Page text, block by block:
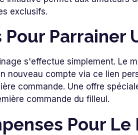
exclusifs.
Pour Parrainer
s'effectue simplement. Le
nouveau compte via ce lien
commande. Une offre
commande du filleul.
Pour